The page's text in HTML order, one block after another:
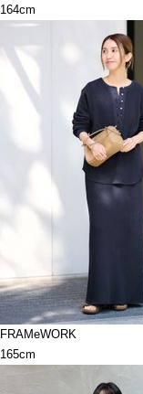
164cm
FRAMeWORK
165cm